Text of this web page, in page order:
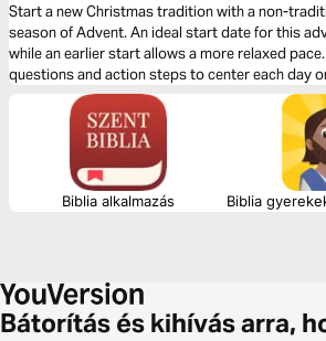
Start a new Christmas tradition with a non-
season of Advent. An ideal start date for this
while an earlier start allows a more relaxed
questions and action steps to center each day
individuals, families, or small groups.
Biblia alkalmazás Biblia
Bátorítás és kihívás arra,